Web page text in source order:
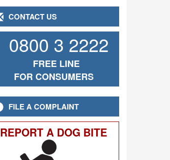
CONTACT US
0800 3 2222
FREE LINE
FOR CONSUMERS
FILE A COMPLAINT
REPORT A DOG BITE